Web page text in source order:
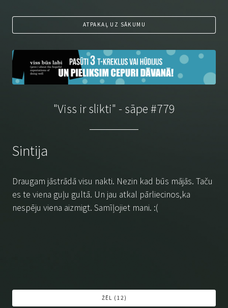
ATPAKAĻ UZ SĀKUMU
"Viss ir slikti" - sāpe #779
Sintija
Draugam jāstrādā visu nakti. Nezin kad būs mājās. Taču
es te viena guļu gultā. Un jau atkal pārliecinos,ka
nespēju viena aizmigt. Samīļojiet mani. :(
ŽĒL ( 12 )